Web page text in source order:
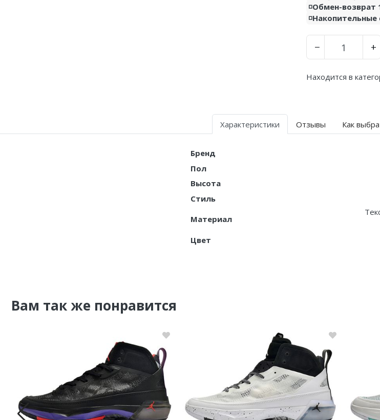
◽️Обмен-возврат
− +
Находится в
Характеристики Отзывы Как
Бренд
Пол
Высота
Стиль
Материал
Цвет
Вам так же понравится
Nike Foamposite